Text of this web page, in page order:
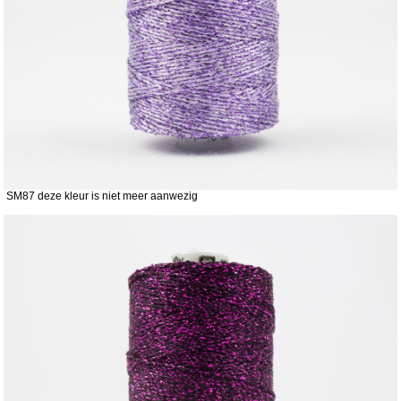
SM87 deze kleur is niet meer aanwezig